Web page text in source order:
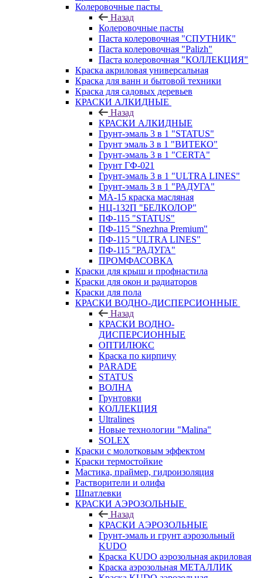
Колеровочные пасты
Назад
Колеровочные пасты
Паста колеровочная "СПУТНИК"
Паста колеровочная "Palizh"
Паста колеровочная "КОЛЛЕКЦИЯ"
Краска акриловая универсальная
Краска для ванн и бытовой техники
Краска для садовых деревьев
КРАСКИ АЛКИДНЫЕ
Назад
КРАСКИ АЛКИДНЫЕ
Грунт-эмаль 3 в 1 "STATUS"
Грунт эмаль 3 в 1 "ВИТЕКО"
Грунт-эмаль 3 в 1 "CERTA"
Грунт ГФ-021
Грунт-эмаль 3 в 1 "ULTRA LINES"
Грунт-эмаль 3 в 1 "РАДУГА"
МА-15 краска масляная
НЦ-132П "БЕЛКОЛОР"
ПФ-115 "STATUS"
ПФ-115 "Snezhna Premium"
ПФ-115 "ULTRA LINES"
ПФ-115 "РАДУГА"
ПРОМФАСОВКА
Краски для крыш и профнастила
Краски для окон и радиаторов
Краски для пола
КРАСКИ ВОДНО-ДИСПЕРСИОННЫЕ
Назад
КРАСКИ ВОДНО-
ДИСПЕРСИОННЫЕ
ОПТИЛЮКС
Краска по кирпичу
PARADE
STATUS
ВОЛНА
Грунтовки
КОЛЛЕКЦИЯ
Ultralines
Новые технологии "Malina"
SOLEX
Краски с молотковым эффектом
Краски термостойкие
Мастика, праймер, гидроизоляция
Растворители и олифа
Шпатлевки
КРАСКИ АЭРОЗОЛЬНЫЕ
Назад
КРАСКИ АЭРОЗОЛЬНЫЕ
Грунт-эмаль и грунт аэрозольный
KUDO
Краска KUDO аэрозольная акриловая
Краска аэрозольная МЕТАЛЛИК